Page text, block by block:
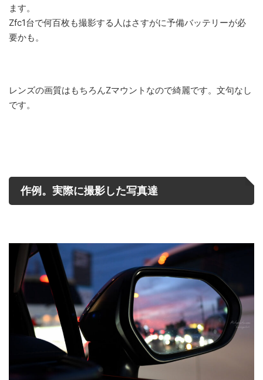
ます。
Zfc1台で何百枚も撮影する人はさすがに予備バッテリーが必
要かも。
レンズの画質はもちろんZマウントなので綺麗です。文句なし
です。
作例。実際に撮影した写真達